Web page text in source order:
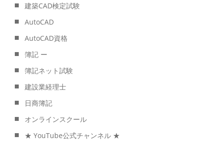
建築CAD検定試験
AutoCAD
AutoCAD資格
簿記 ー
簿記ネット試験
建設業経理士
日商簿記
オンラインスクール
★ YouTube公式チャンネル ★